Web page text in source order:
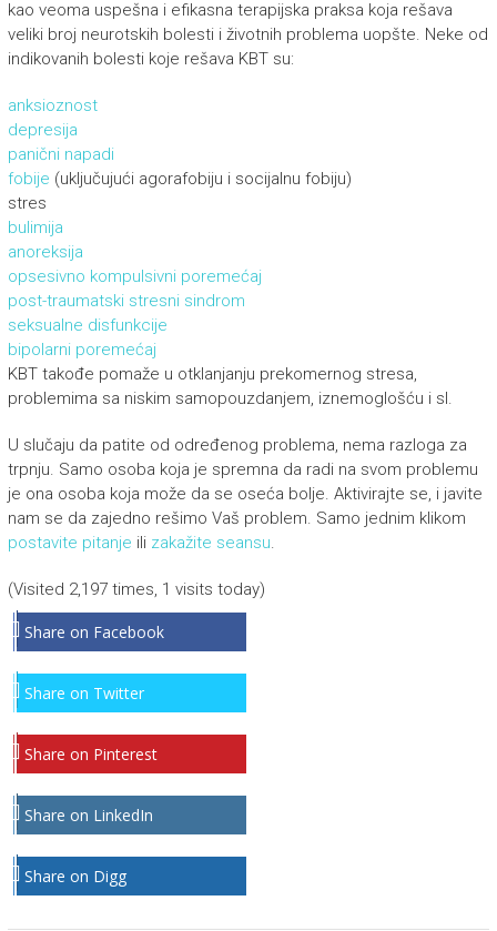
kao veoma uspešna i efikasna terapijska praksa koja rešava
veliki broj neurotskih bolesti i životnih problema uopšte. Neke od
indikovanih bolesti koje rešava KBT su:
anksioznost
depresija
panični napadi
fobije (uključujući agorafobiju i socijalnu fobiju)
stres
bulimija
anoreksija
opsesivno kompulsivni poremećaj
post-traumatski stresni sindrom
seksualne disfunkcije
bipolarni poremećaj
KBT takođe pomaže u otklanjanju prekomernog stresa,
problemima sa niskim samopouzdanjem, iznemoglošću i sl.
U slučaju da patite od određenog problema, nema razloga za
trpnju. Samo osoba koja je spremna da radi na svom problemu
je ona osoba koja može da se oseća bolje. Aktivirajte se, i javite
nam se da zajedno rešimo Vaš problem. Samo jednim klikom
postavite pitanje ili zakažite seansu.
(Visited 2,197 times, 1 visits today)
Share on Facebook
Share on Twitter
Share on Pinterest
Share on LinkedIn
Share on Digg